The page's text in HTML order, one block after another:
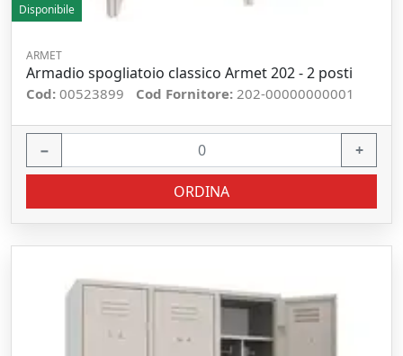
Disponibile
ARMET
Armadio spogliatoio classico Armet 202 - 2 posti
Cod: 00523899 Cod Fornitore: 202-00000000001
− +
ORDINA